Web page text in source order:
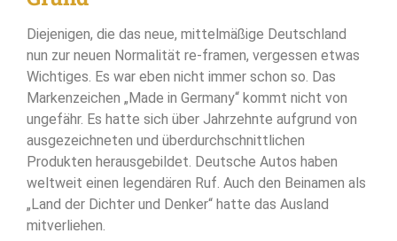
Diejenigen, die das neue, mittelmäßige Deutschland
nun zur neuen Normalität re-framen, vergessen etwas
Wichtiges. Es war eben nicht immer schon so. Das
Markenzeichen „Made in Germany“ kommt nicht von
ungefähr. Es hatte sich über Jahrzehnte aufgrund von
ausgezeichneten und überdurchschnittlichen
Produkten herausgebildet. Deutsche Autos haben
weltweit einen legendären Ruf. Auch den Beinamen als
„Land der Dichter und Denker“ hatte das Ausland
mitverliehen.